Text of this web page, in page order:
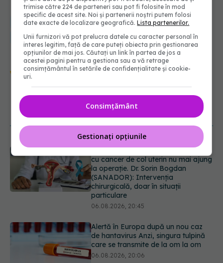
spitale sistemul cabinete clinici constientizare
sanitar
GDPR farmacii gradul protectia datelor personale
Urmărește-ne și pe Google News -
abonează‑te!
NOUTĂȚI
cu cancer de col uterin nu mai ajung
la operație. Dr. Sorin Bogdan
(SANADOR): Intervenția
chirurgicală, doar în situații
particulare
06.08.2026, 20:45
Alertă în Europa după un nou caz
de hantavirus Anzi, singura tulpină
care se transmite de la om la om
06.08.2026, 20:06
trimise către 224 de parteneri sau pot fi folosite în mod
specific de acest site. Noi și partenerii noștri putem folosi
date exacte de localizare geografică.Lista partenerilor.
Unii furnizori vă pot prelucra datele cu caracter personal în
interes legitim, față de care puteți obiecta prin gestionarea
opțiunilor de mai jos. Căutați un link în partea de jos a
acestei pagini pentru a gestiona sau a vă retrage
consimțământul în setările de confidențialitate și cookie-
uri.
Consimțământ
Gestionați opțiunile